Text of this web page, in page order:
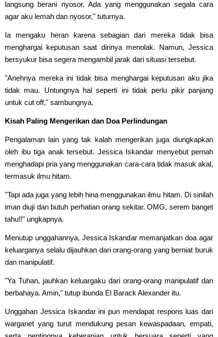
langsung berani nyosor. Ada yang menggunakan segala cara
agar aku lemah dan nyosor," tuturnya.
Ia mengaku heran karena sebagian dari mereka tidak bisa
menghargai keputusan saat dirinya menolak. Namun, Jessica
bersyukur bisa segera mengambil jarak dari situasi tersebut.
"Anehnya mereka ini tidak bisa menghargai keputusan aku jika
tidak mau. Untungnya hal seperti ini tidak perlu pikir panjang
untuk cut off," sambungnya.
Kisah Paling Mengerikan dan Doa Perlindungan
Pengalaman lain yang tak kalah mengerikan juga diungkapkan
oleh ibu tiga anak tersebut. Jessica Iskandar menyebut pernah
menghadapi pria yang menggunakan cara-cara tidak masuk akal,
termasuk ilmu hitam.
"Tapi ada juga yang lebih hina menggunakan ilmu hitam. Di sinilah
iman diuji dan butuh perhatian orang sekitar. OMG, serem banget
tahu!!" ungkapnya.
Menutup unggahannya, Jessica Iskandar memanjatkan doa agar
keluarganya selalu dijauhkan dari orang-orang yang berniat buruk
dan manipulatif.
"Ya Tuhan, jauhkan keluargaku dari orang-orang manipulatif dan
berbahaya. Amin," tutup ibunda El Barack Alexander itu.
Unggahan Jessica Iskandar ini pun mendapat respons luas dari
warganet yang turut mendukung pesan kewaspadaan, empati,